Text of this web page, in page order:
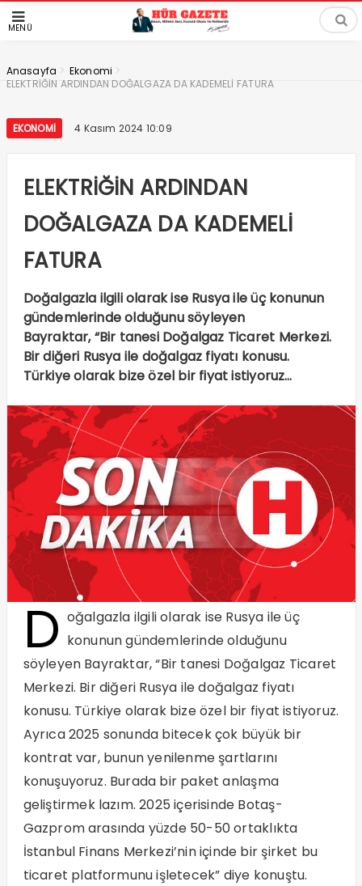
MENÜ
Anasayfa > Ekonomi >
ELEKTRİĞİN ARDINDAN DOĞALGAZA DA KADEMELİ FATURA
EKONOMI 4 Kasım 2024 10:09
ELEKTRİĞİN ARDINDAN
DOĞALGAZA DA KADEMELİ
FATURA
Doğalgazla ilgili olarak ise Rusya ile üç konunun
gündemlerinde olduğunu söyleyen
Bayraktar, “Bir tanesi Doğalgaz Ticaret Merkezi.
Bir diğeri Rusya ile doğalgaz fiyatı konusu.
Türkiye olarak bize özel bir fiyat istiyoruz…
D oğalgazla ilgili olarak ise Rusya ile üç
konunun gündemlerinde olduğunu
söyleyen Bayraktar, “Bir tanesi Doğalgaz Ticaret
Merkezi. Bir diğeri Rusya ile doğalgaz fiyatı
konusu. Türkiye olarak bize özel bir fiyat istiyoruz.
Ayrıca 2025 sonunda bitecek çok büyük bir
kontrat var, bunun yenilenme şartlarını
konuşuyoruz. Burada bir paket anlaşma
geliştirmek lazım. 2025 içerisinde Botaş-
Gazprom arasında yüzde 50-50 ortaklıkta
İstanbul Finans Merkezi’nin içinde bir şirket bu
ticaret platformunu işletecek” diye konuştu.